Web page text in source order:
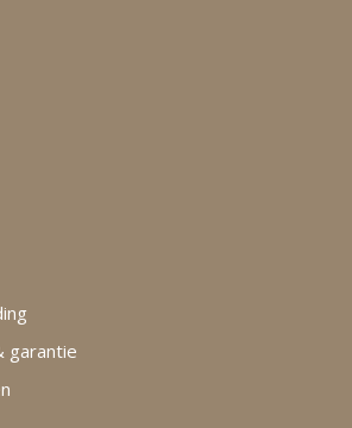
garantie